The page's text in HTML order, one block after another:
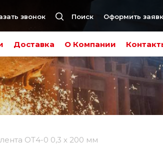
Доставка О Компании
звонок Поиск Оформить
ОТ4-0 0,3 х 200 мм